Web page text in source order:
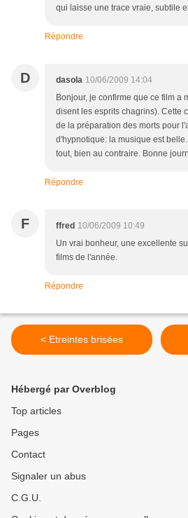
qui laisse une trace vraie, subtile
Répondre
D dasola 10/06/2009 14:04
Bonjour, je confirme que ce film a
disent les esprits chagrins). Cette
de la préparation des morts pour
d'hypnotique: la musique est
tout, bien au contraire. Bonne
Répondre
F ffred 10/06/2009 10:49
Un vrai bonheur, une excellente
films de l'année.
Répondre
< Etreintes brisées
Hébergé par Overblog
Top articles
Pages
Contact
Signaler un abus
C.G.U.